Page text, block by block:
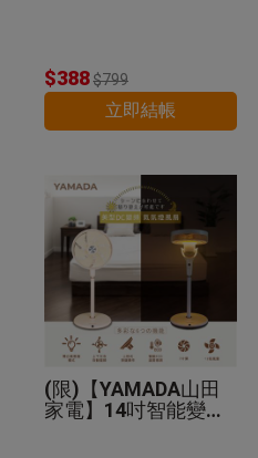
$388$799
立即結帳
(限)【YAMADA山田
家電】14吋智能變頻